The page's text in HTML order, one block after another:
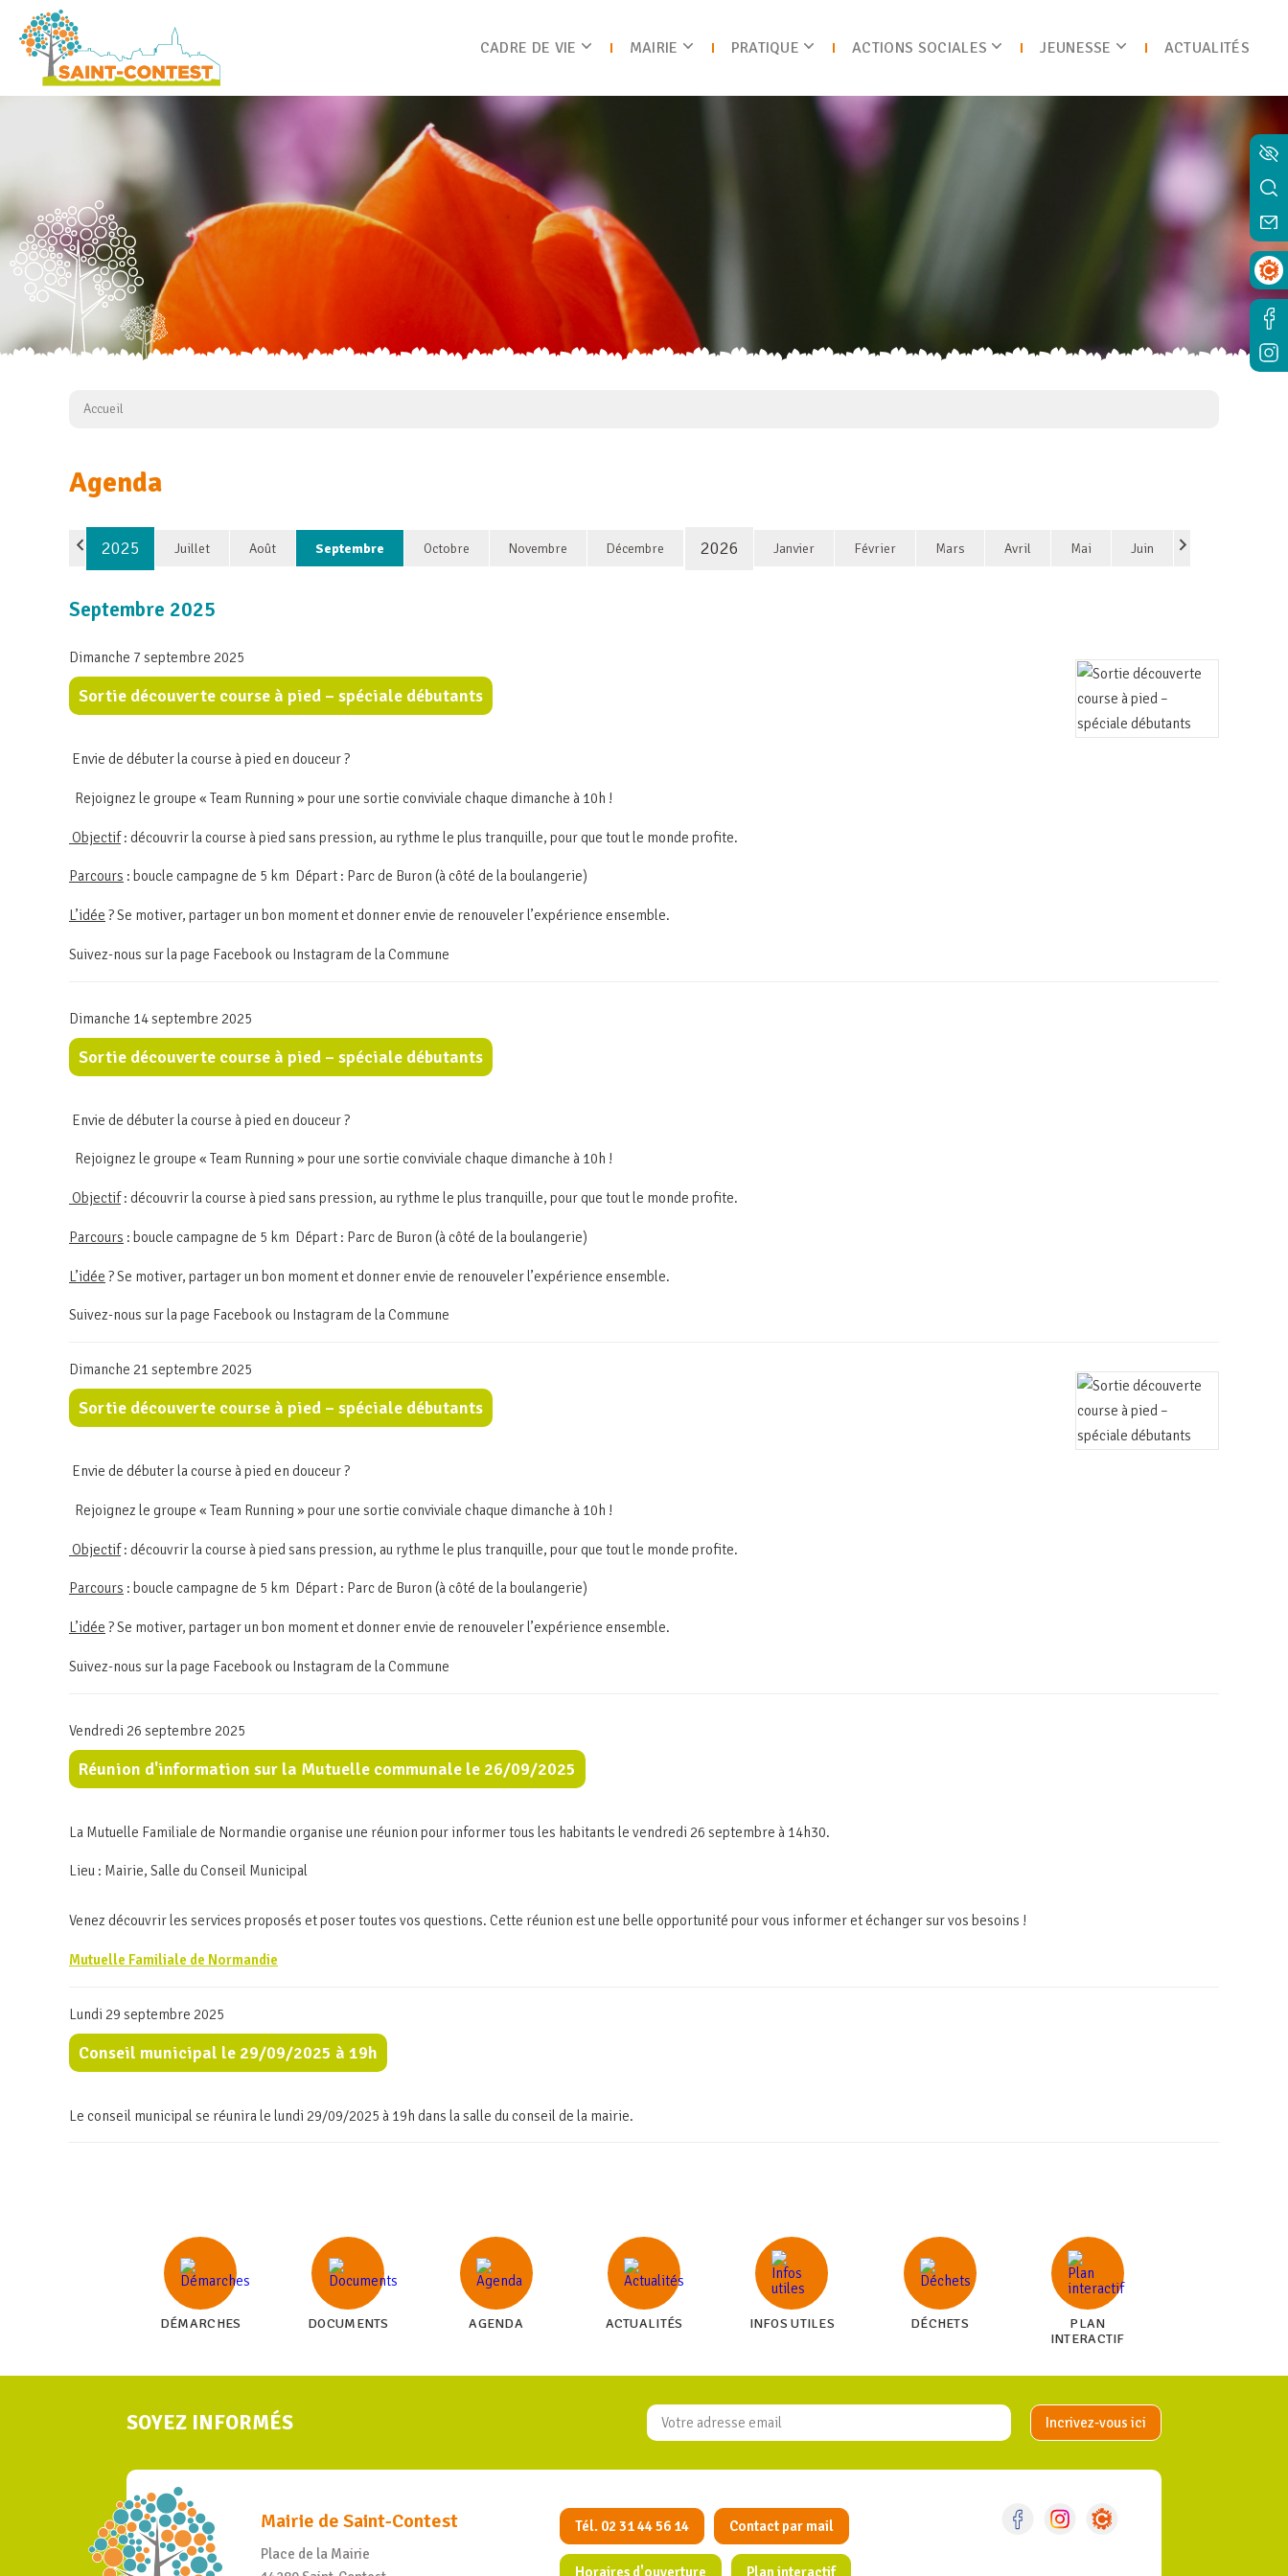
CADRE DE VIE MAIRIE PRATIQUE ACTIONS SOCIALES JEUNESSE ACTUALITÉS
Accueil
Agenda
2025 Juillet Août Septembre Octobre Novembre Décembre 2026 Janvier Février Mars Avril Mai Juin
Septembre 2025
Dimanche 7 septembre 2025
Sortie découverte course à pied – spéciale débutants
Envie de débuter la course à pied en douceur ?
Rejoignez le groupe « Team Running » pour une sortie conviviale chaque dimanche à 10h !
Objectif: découvrir la course à pied sans pression, au rythme le plus tranquille, pour que tout le monde profite.
Parcours : boucle campagne de 5 km Départ : Parc de Buron (à côté de la boulangerie)
L’idée ? Se motiver, partager un bon moment et donner envie de renouveler l’expérience ensemble.
Suivez-nous sur la page Facebook ou Instagram de la Commune
Dimanche 14 septembre 2025
Sortie découverte course à pied – spéciale débutants
Envie de débuter la course à pied en douceur ?
Rejoignez le groupe « Team Running » pour une sortie conviviale chaque dimanche à 10h !
Objectif: découvrir la course à pied sans pression, au rythme le plus tranquille, pour que tout le monde profite.
Parcours : boucle campagne de 5 km Départ : Parc de Buron (à côté de la boulangerie)
L’idée ? Se motiver, partager un bon moment et donner envie de renouveler l’expérience ensemble.
Suivez-nous sur la page Facebook ou Instagram de la Commune
Dimanche 21 septembre 2025
Sortie découverte course à pied – spéciale débutants
Envie de débuter la course à pied en douceur ?
Rejoignez le groupe « Team Running » pour une sortie conviviale chaque dimanche à 10h !
Objectif: découvrir la course à pied sans pression, au rythme le plus tranquille, pour que tout le monde profite.
Parcours : boucle campagne de 5 km Départ : Parc de Buron (à côté de la boulangerie)
L’idée ? Se motiver, partager un bon moment et donner envie de renouveler l’expérience ensemble.
Suivez-nous sur la page Facebook ou Instagram de la Commune
Vendredi 26 septembre 2025
Réunion d'information sur la Mutuelle communale le 26/09/2025
La Mutuelle Familiale de Normandie organise une réunion pour informer tous les habitants le vendredi 26 septembre à 14h30.
Lieu : Mairie, Salle du Conseil Municipal
Venez découvrir les services proposés et poser toutes vos questions. Cette réunion est une belle opportunité pour vous informer et échanger sur vos besoins !
Mutuelle Familiale de Normandie
Lundi 29 septembre 2025
Conseil municipal le 29/09/2025 à 19h
Le conseil municipal se réunira le lundi 29/09/2025 à 19h dans la salle du conseil de la mairie.
DÉMARCHES DOCUMENTS AGENDA ACTUALITÉS INFOS UTILES DÉCHETS
PLAN
INTERACTIF
SOYEZ INFORMÉS
Mairie de Saint-Contest
Place de la Mairie
Tél. 02 31 44 56 14 Contact par mail